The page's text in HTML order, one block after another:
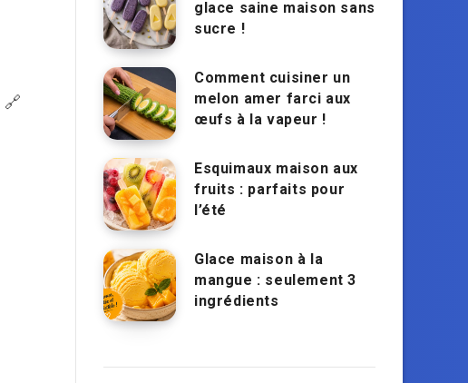
🔗
glace saine maison sans
sucre !
Comment cuisiner un
melon amer farci aux
œufs à la vapeur !
Esquimaux maison aux
fruits : parfaits pour
l’été
Glace maison à la
mangue : seulement 3
ingrédients